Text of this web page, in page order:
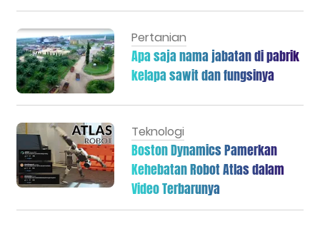
Pertanian
Apa saja nama jabatan di pabrik
kelapa sawit dan fungsinya
Teknologi
Boston Dynamics Pamerkan
Kehebatan Robot Atlas dalam
Video Terbarunya